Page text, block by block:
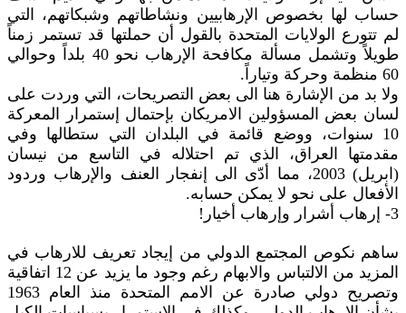
حساب لها بخصوص الإرهابيين ونشاطاتهم وشبكاتهم، التي
لم تتورع الولايات المتحدة بالقول أن حملتها قد تستمر زمناً
طويلاً وتشمل مسألة مكافحة الإرهاب نحو 40 بلداً وحوالي
60 منظمة وحركة وتياراً.
ولا بد من الإشارة هنا الى بعض التصريحات، التي وردت على
لسان بعض المسؤولين الامريكان بإحتمال إستمرار المعركة
10 سنوات، ووضع قائمة في البلدان التي ستطالها وفي
مقدمتها العراق، الذي تم احتلاله في التاسع من نيسان
(ابريل) 2003، مما أدّى الى إنفجار العنف والإرهاب وردود
الأفعال على نحو لا يمكن حسابه.
3- إرهاب أشرار وإرهاب أخيار!
ساهم نكوص المجتمع الدولي من إيجاد تعريف للارهاب في
المزيد من الالتباس والابهام رغم وجود ما يزيد عن 12 اتفاقية
وتصريح دولي صادرة عن الامم المتحدة منذ العام 1963